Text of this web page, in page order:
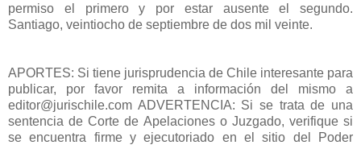
permiso el primero y por estar ausente el segundo.
Santiago, veintiocho de septiembre de dos mil veinte.
APORTES: Si tiene jurisprudencia de Chile interesante para
publicar, por favor remita a información del mismo a
editor@jurischile.com ADVERTENCIA: Si se trata de una
sentencia de Corte de Apelaciones o Juzgado, verifique si
se encuentra firme y ejecutoriado en el sitio del Poder